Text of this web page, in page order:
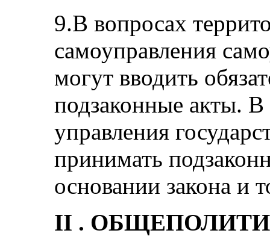
9.В вопросах
самоуправления
могут вводить
подзаконные акты.
управления
принимать
основании закона и
II .